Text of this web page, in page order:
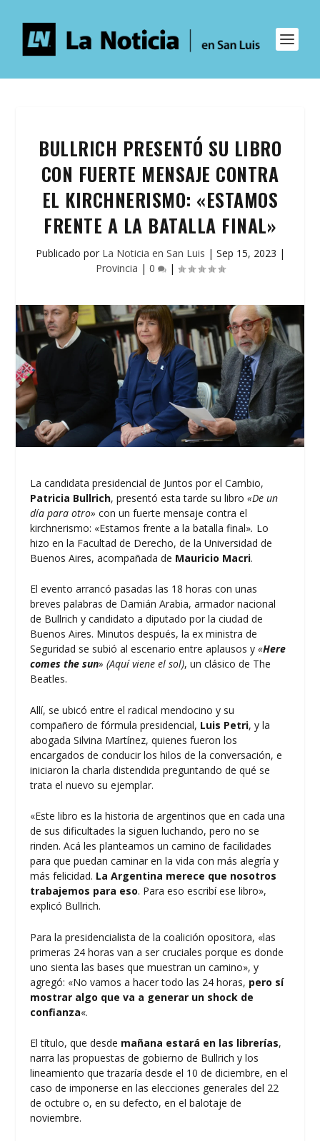
BULLRICH PRESENTÓ SU LIBRO
CON FUERTE MENSAJE CONTRA
EL KIRCHNERISMO: «ESTAMOS
FRENTE A LA BATALLA FINAL»
Publicado por La Noticia en San Luis | Sep 15, 2023 |
Provincia | 0 |
La candidata presidencial de Juntos por el Cambio,
Patricia Bullrich, presentó esta tarde su libro«De un
día para otro»con un fuerte mensaje contra el
kirchnerismo: «Estamos frente a la batalla final». Lo
hizo en la Facultad de Derecho, de la Universidad de
Buenos Aires, acompañada de Mauricio Macri.
El evento arrancó pasadas las 18 horas con unas
breves palabras de Damián Arabia, armador nacional
de Bullrich y candidato a diputado por la ciudad de
Buenos Aires. Minutos después, la ex ministra de
Seguridad se subió al escenario entre aplausos y«Here
comes the sun» (Aquí viene el sol), un clásico de The
Beatles.
Allí, se ubicó entre el radical mendocino y su
compañero de fórmula presidencial, Luis Petri, y la
abogada Silvina Martínez, quienes fueron los
encargados de conducir los hilos de la conversación, e
iniciaron la charla distendida preguntando de qué se
trata el nuevo su ejemplar.
«Este libro es la historia de argentinos que en cada una
de sus dificultades la siguen luchando, pero no se
rinden. Acá les planteamos un camino de facilidades
para que puedan caminar en la vida con más alegría y
más felicidad. La Argentina merece que nosotros
trabajemos para eso. Para eso escribí ese libro»,
explicó Bullrich.
Para la presidencialista de la coalición opositora, «las
primeras 24 horas van a ser cruciales porque es donde
uno sienta las bases que muestran un camino», y
agregó: «No vamos a hacer todo las 24 horas, pero sí
mostrar algo que va a generar un shock de
confianza«.
El título, que desde mañana estará en las librerías,
narra las propuestas de gobierno de Bullrich y los
lineamiento que trazaría desde el 10 de diciembre, en el
caso de imponerse en las elecciones generales del 22
de octubre o, en su defecto, en el balotaje de
noviembre.